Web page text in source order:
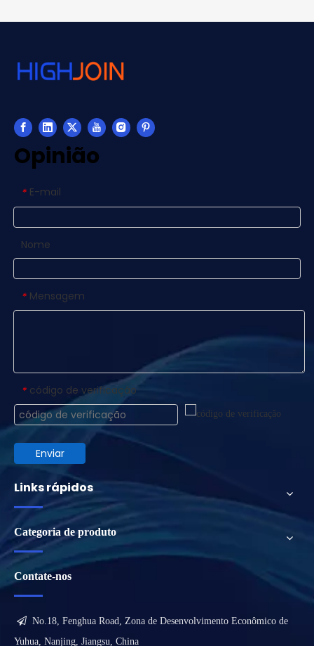
Opinião
* E-mail
Nome
* Mensagem
* código de verificação
Enviar
Links rápidos
Categoria de produto
Contate-nos
 No.18, Fenghua Road, Zona de Desenvolvimento Econômico de
Yuhua, Nanjing, Jiangsu, China